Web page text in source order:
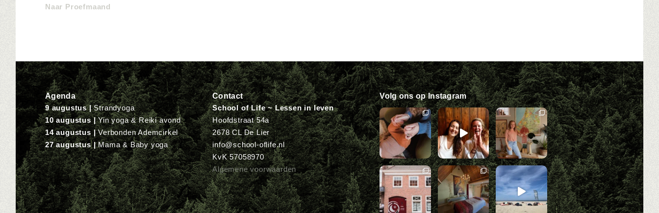
Naar Proefmaand
Agenda
9 augustus |Strandyoga
10 augustus |Yin yoga & Reiki avond
14 augustus |Verbonden Ademcirkel
27 augustus |Mama & Baby yoga
Contact
School of Life ~ Lessen in leven
Hoofdstraat 54a
2678 CL De Lier
info@school-oflife.nl
KvK 57058970
Algemene voorwaarden
Volg ons op Instagram